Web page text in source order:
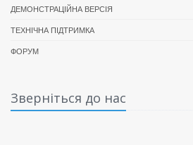
ДЕМОНСТРАЦІЙНА ВЕРСІЯ
ТЕХНІЧНА ПІДТРИМКА
ФОРУМ
Зверніться до нас